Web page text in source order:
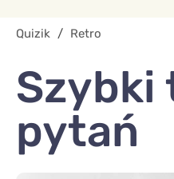
Quizik / Retro
Szybki
pytań